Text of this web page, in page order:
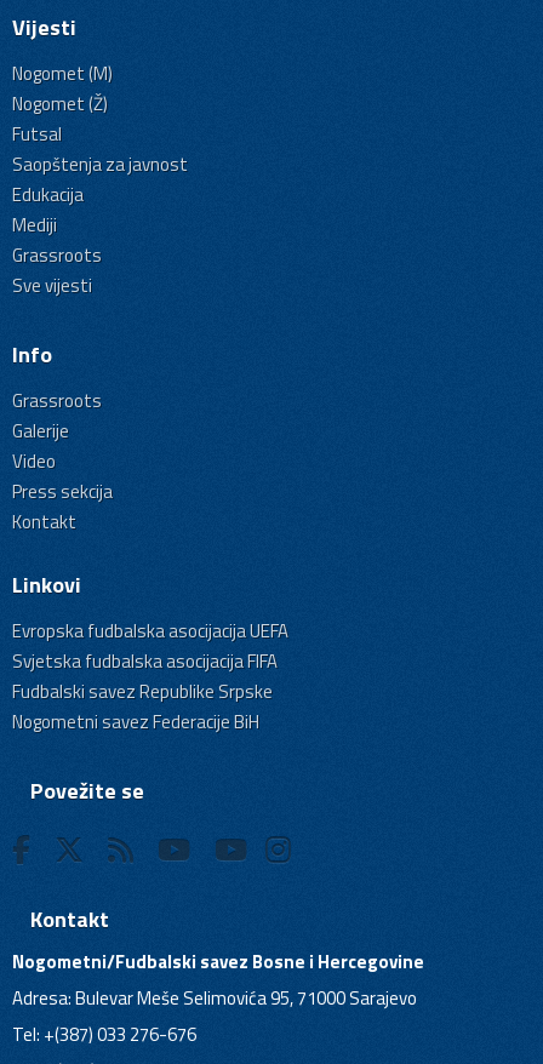
Vijesti
Nogomet (M)
Nogomet (Ž)
Futsal
Saopštenja za javnost
Edukacija
Mediji
Grassroots
Sve vijesti
Info
Grassroots
Galerije
Video
Press sekcija
Kontakt
Linkovi
Evropska fudbalska asocijacija UEFA
Svjetska fudbalska asocijacija FIFA
Fudbalski savez Republike Srpske
Nogometni savez Federacije BiH
Povežite se
Kontakt
Nogometni/Fudbalski savez Bosne i Hercegovine
Adresa: Bulevar Meše Selimovića 95, 71000 Sarajevo
Tel: +(387) 033 276-676